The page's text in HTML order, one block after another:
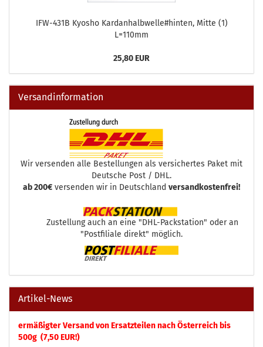
IFW-431B Kyosho Kardanhalbwelle#hinten, Mitte (1)
L=110mm
25,80 EUR
Versandinformation
Wir versenden alle Bestellungen als versichertes Paket mit
Deutsche Post / DHL.
ab 200€ versenden wir in Deutschland versandkostenfrei!
Zustellung auch an eine "DHL-Packstation" oder an
"Postfiliale direkt" möglich.
Artikel-News
ermäßigter Versand von Ersatzteilen nach Österreich bis
500g (7,50 EUR!)